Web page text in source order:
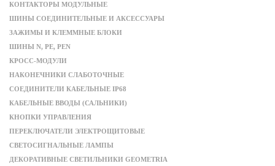
КОНТАКТОРЫ МОДУЛЬНЫЕ
ШИНЫ СОЕДИНИТЕЛЬНЫЕ И АКСЕССУАРЫ
ЗАЖИМЫ И КЛЕММНЫЕ БЛОКИ
ШИНЫ N, PE, PEN
КРОСС-МОДУЛИ
НАКОНЕЧНИКИ СЛАБОТОЧНЫЕ
СОЕДИНИТЕЛИ КАБЕЛЬНЫЕ IP68
КАБЕЛЬНЫЕ ВВОДЫ (САЛЬНИКИ)
КНОПКИ УПРАВЛЕНИЯ
ПЕРЕКЛЮЧАТЕЛИ ЭЛЕКТРОЩИТОВЫЕ
СВЕТОСИГНАЛЬНЫЕ ЛАМПЫ
ДЕКОРАТИВНЫЕ СВЕТИЛЬНИКИ GEOMETRIA